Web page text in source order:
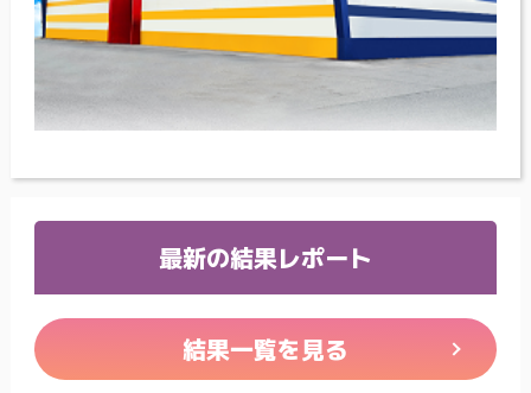
最新の結果レポート
結果一覧を見る